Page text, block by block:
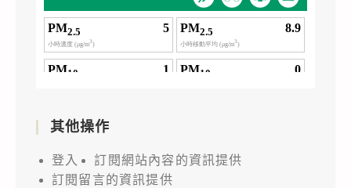
其他操作
登入
訂閱網站內容的資訊提供
訂閱留言的資訊提供